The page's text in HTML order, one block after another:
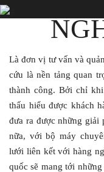
Là đơn vị tư vấn và
cứu là nền tảng quan
thành công. Bởi chỉ
thấu hiểu được khách
đưa ra được những giải
nữa, với bộ máy
lưới liên kết với hàng
quốc sẽ mang tới